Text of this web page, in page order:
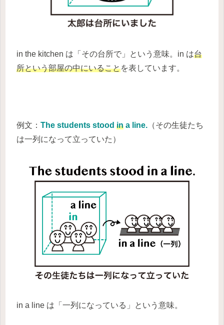
in the kitchen は「その台所で」という意味。in は台
所という部屋の中にいることを表しています。
例文： The students stood in a line. （その生徒たち
は一列になって立っていた）
in a line は「一列になっている」という意味。